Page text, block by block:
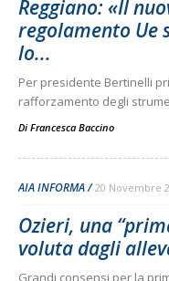
Reggiano: «Il
regolamento Ue
lo...
Per presidente Bertinelli
rafforzamento degli
Di Francesca Baccino
AIA INFORMA 20 Novembre
Ozieri, una
voluta dagli
Grandi consensi per la